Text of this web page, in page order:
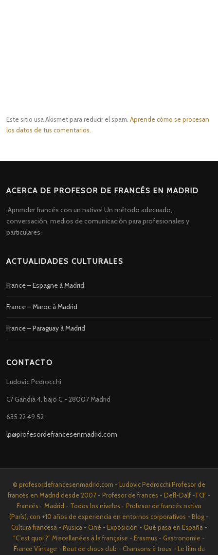
Este sitio usa Akismet para reducir el spam.Aprende cómo se procesan
los datos de tus comentarios.
ACERCA DE PROFESOR DE FRANCÉS EN MADRID
¡Aprender francés con un nativo! Un método adecuado,
conversación, medios de comunicación para profesionales y
particulares.
ACTUALIDADES CULTURALES
France – Espagne à Madrid
France – Maroc à Madrid
France – Paraguay à Madrid
CONTACTO
Ludovic Pedrocchi
C/ Gandia 4, bajo C - 28007 Madrid
635 22 49 52
lp@profesordefrancesenmadrid.com
© profesordefrancesenmadrid.com - Ludovic Pedrocchi Profesor de
francés en Madrid desde 2007 - Profesor de francés - Defl-Dalf -TCF -
Francés - Madrid - Todos los niveles - Profesor de francés nativo
(París), con +10 años de experiencia en entornos corporativos - Blog -
Cultura francesa - Musica - Ciné - Exposición - Qué pasa en España -
“C’est quoi ?” Miscellanées à la française - Erasmus - Gastronomie -
France Vintage - Bout de choux club - Chansons à trous - Le film du